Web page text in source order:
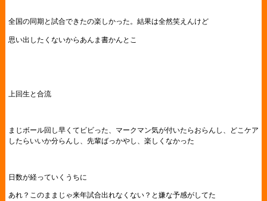
全国の同期と試合できたの楽しかった。結果は全然笑えんけど
思い出したくないからあんま書かんとこ
上回生と合流
まじボール回し早くてビビった、マークマン気が付いたらおらんし、どこケア
したらいいか分らんし、先輩ばっかやし、楽しくなかった
日数が経っていくうちに
あれ？このままじゃ来年試合出れなくない？と嫌な予感がしてた